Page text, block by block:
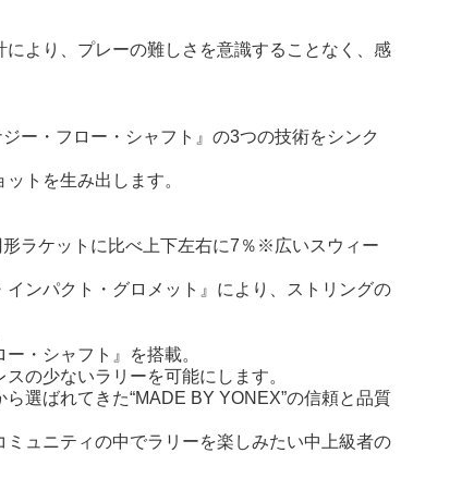
より、プレーの難しさを意識することなく、感
ー・フロー・シャフト』の3つの技術をシンク
トを生み出します。
ラケットに比べ上下左右に7％※広いスウィー
ンパクト・グロメット』により、ストリングの
・シャフト』を搭載。
の少ないラリーを可能にします。
選ばれてきた“MADE BY YONEX”の信頼と品質
ュニティの中でラリーを楽しみたい中上級者の